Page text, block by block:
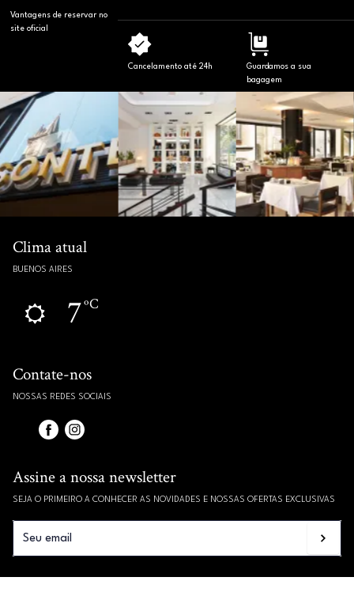
Vantagens de reservar no
site oficial
Cancelamento até 24h
Guardamos a sua
bagagem
Clima atual
BUENOS AIRES
7ºC
Contate-nos
NOSSAS REDES SOCIAIS
Assine a nossa newsletter
SEJA O PRIMEIRO A CONHECER AS NOVIDADES E NOSSAS OFERTAS EXCLUSIVAS